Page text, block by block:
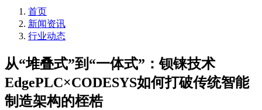
首页
新闻资讯
行业动态
从“堆叠式”到“一体式”：钡铼技术
EdgePLC×CODESYS如何打破传统智能
制造架构的桎梏